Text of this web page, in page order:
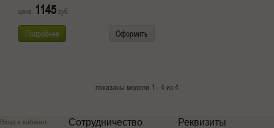
цена: 1145 руб.
Подробнее Оформить
показаны модели 1 - 4 из 4
Вход в кабинет Сотрудничество Реквизиты